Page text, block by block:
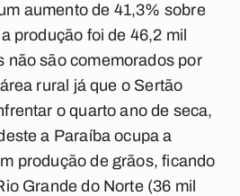
aumento de 41,3% sobre
produção foi de 46,2 mil
não são comemorados por
rural já que o Sertão
o quarto ano de seca,
a Paraíba ocupa a
produção de grãos, ficando
Grande do Norte (36 mil